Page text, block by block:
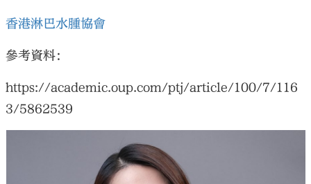
香港淋巴水腫協會
參考資料：
https://academic.oup.com/ptj/article/100/7/116
3/5862539